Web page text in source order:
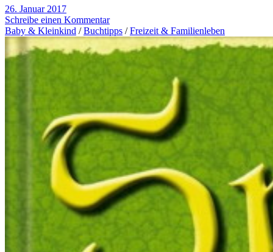
26. Januar 2017
Schreibe einen Kommentar
Baby & Kleinkind /Buchtipps /Freizeit & Familienleben